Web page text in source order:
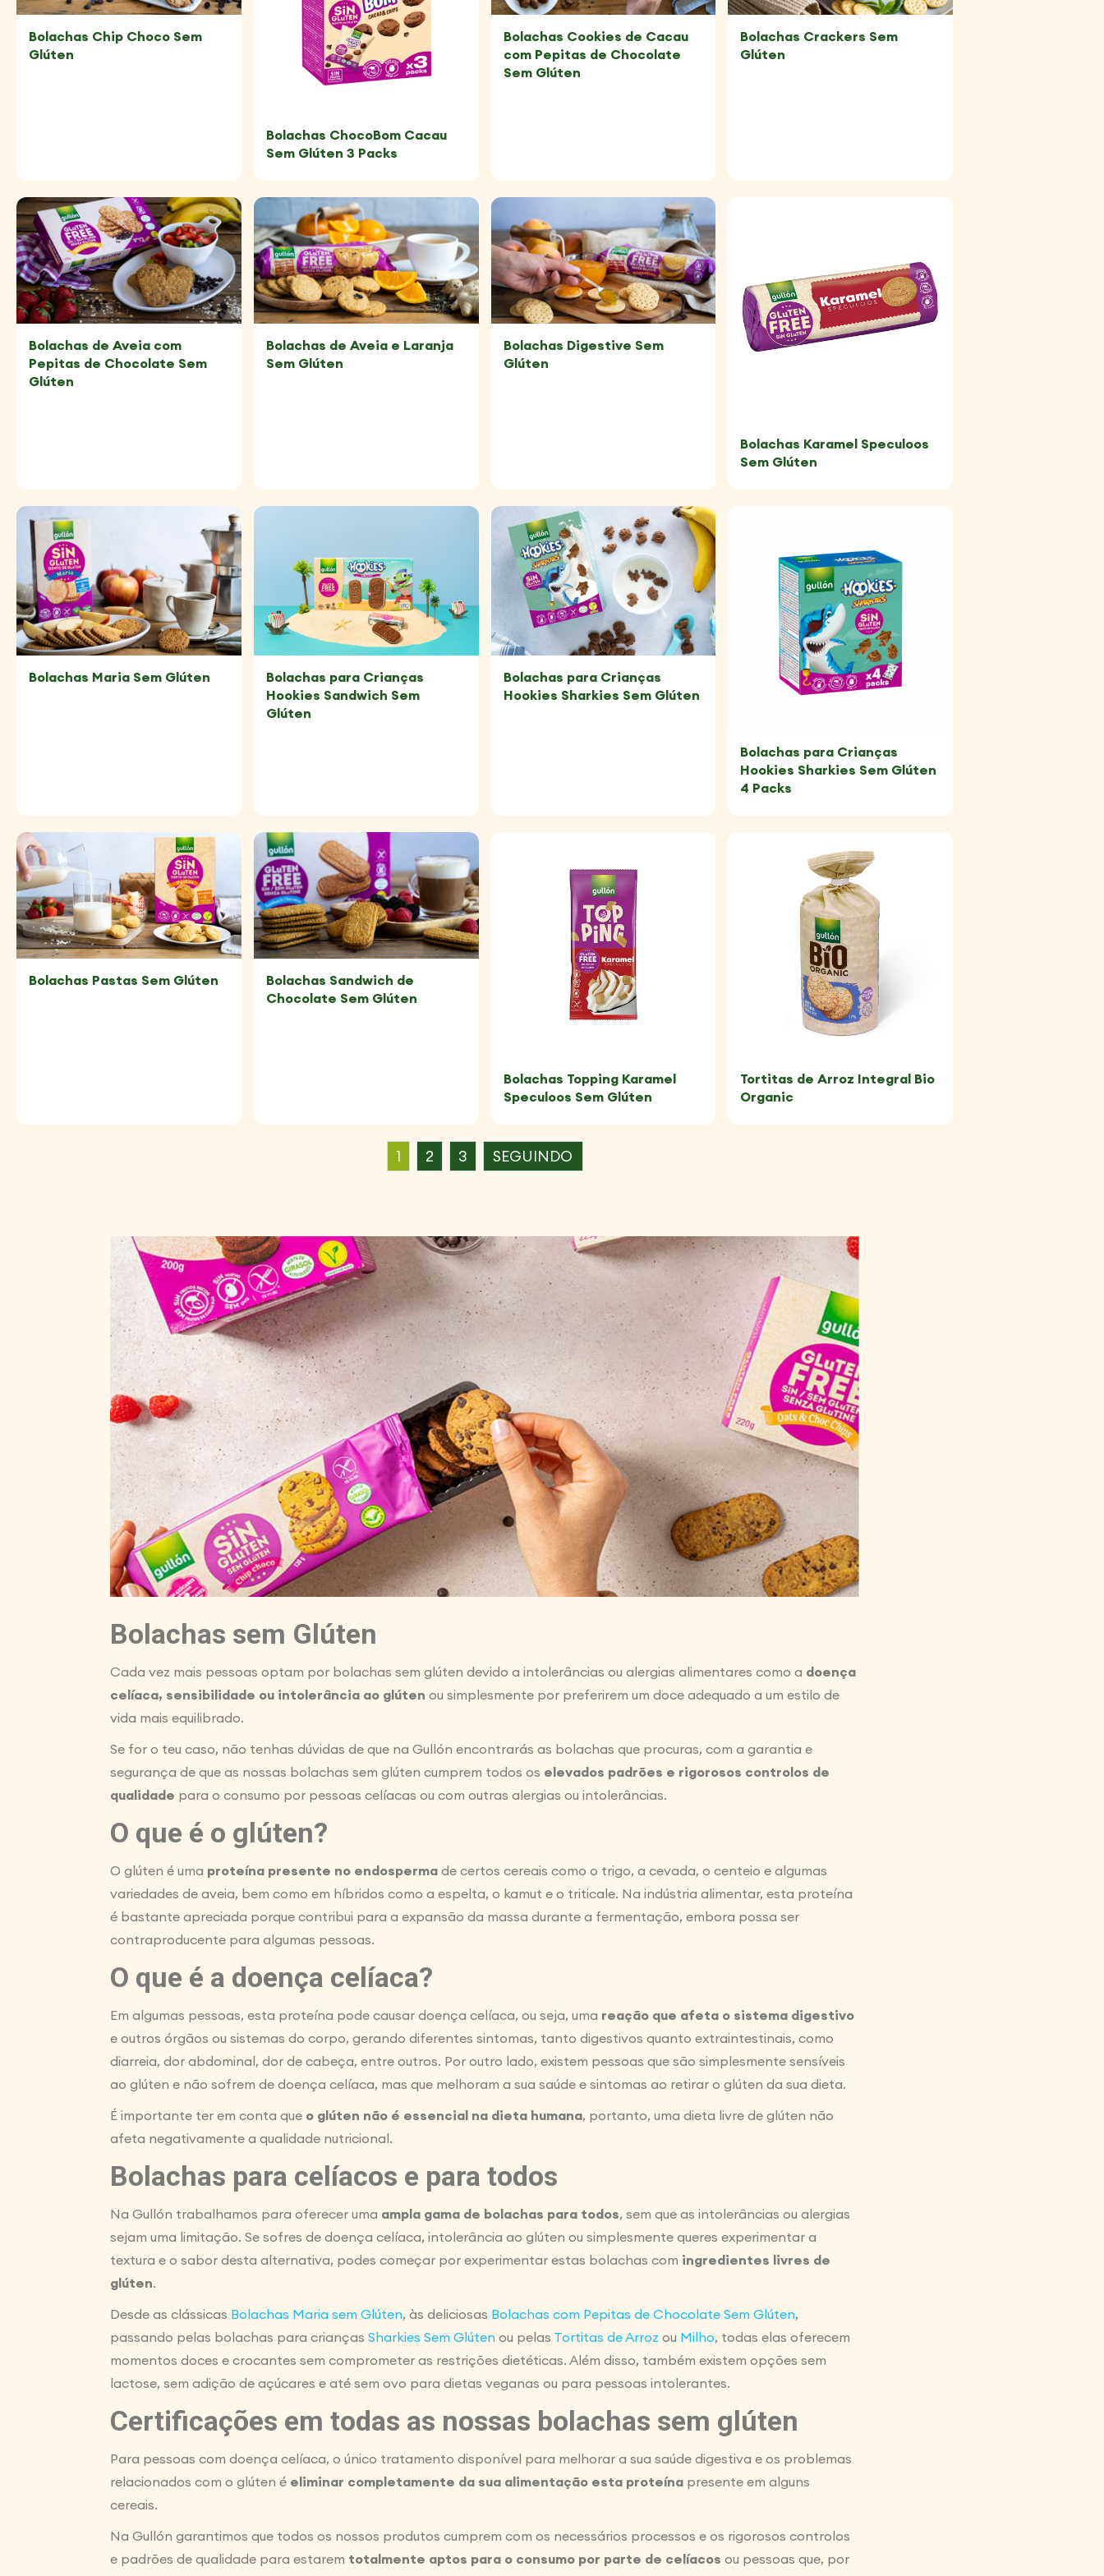
Bolachas Chip Choco Sem
Glúten
Bolachas ChocoBom Cacau
Sem Glúten 3 Packs
Bolachas Cookies de Cacau
com Pepitas de Chocolate
Sem Glúten
Bolachas Crackers Sem
Glúten
Bolachas de Aveia com
Pepitas de Chocolate Sem
Glúten
Bolachas de Aveia e Laranja
Sem Glúten
Bolachas Digestive Sem
Glúten
Bolachas Karamel Speculoos
Sem Glúten
Bolachas Maria Sem Glúten
Bolachas para Crianças
Hookies Sandwich Sem
Glúten
Bolachas para Crianças
Hookies Sharkies Sem Glúten
Bolachas para Crianças
Hookies Sharkies Sem Glúten
4 Packs
Bolachas Pastas Sem Glúten
Bolachas Sandwich de
Chocolate Sem Glúten
Bolachas Topping Karamel
Speculoos Sem Glúten
Tortitas de Arroz Integral Bio
Organic
1 2 3
Bolachas sem Glúten
Cada vez mais pessoas optam por bolachas sem glúten devido a intolerâncias ou alergias alimentares como a doença
celíaca, sensibilidade ou intolerância ao glúten ou simplesmente por preferirem um doce adequado a um estilo de
vida mais equilibrado.
Se for o teu caso, não tenhas dúvidas de que na Gullón encontrarás as bolachas que procuras, com a garantia e
segurança de que as nossas bolachas sem glúten cumprem todos os elevados padrões e rigorosos controlos de
qualidade para o consumo por pessoas celíacas ou com outras alergias ou intolerâncias.
O que é o glúten?
O glúten é uma proteína presente no endosperma de certos cereais como o trigo, a cevada, o centeio e algumas
variedades de aveia, bem como em híbridos como a espelta, o kamut e o triticale. Na indústria alimentar, esta proteína
é bastante apreciada porque contribui para a expansão da massa durante a fermentação, embora possa ser
contraproducente para algumas pessoas.
O que é a doença celíaca?
Em algumas pessoas, esta proteína pode causar doença celíaca, ou seja, uma reação que afeta o sistema digestivo
e outros órgãos ou sistemas do corpo, gerando diferentes sintomas, tanto digestivos quanto extraintestinais, como
diarreia, dor abdominal, dor de cabeça, entre outros. Por outro lado, existem pessoas que são simplesmente sensíveis
ao glúten e não sofrem de doença celíaca, mas que melhoram a sua saúde e sintomas ao retirar o glúten da sua dieta.
É importante ter em conta que o glúten não é essencial na dieta humana, portanto, uma dieta livre de glúten não
afeta negativamente a qualidade nutricional.
Bolachas para celíacos e para todos
Na Gullón trabalhamos para oferecer uma ampla gama de bolachas para todos, sem que as intolerâncias ou alergias
sejam uma limitação. Se sofres de doença celíaca, intolerância ao glúten ou simplesmente queres experimentar a
textura e o sabor desta alternativa, podes começar por experimentar estas bolachas com ingredientes livres de
glúten.
Desde as clássicas Bolachas Maria sem Glúten, às deliciosas Bolachas com Pepitas de Chocolate Sem Glúten,
passando pelas bolachas para crianças Sharkies Sem Glúten ou pelas Tortitas de Arroz ou Milho, todas elas oferecem
momentos doces e crocantes sem comprometer as restrições dietéticas. Além disso, também existem opções sem
lactose, sem adição de açúcares e até sem ovo para dietas veganas ou para pessoas intolerantes.
Certificações em todas as nossas bolachas sem glúten
Para pessoas com doença celíaca, o único tratamento disponível para melhorar a sua saúde digestiva e os problemas
relacionados com o glúten é eliminar completamente da sua alimentação esta proteína presente em alguns
cereais.
Na Gullón garantimos que todos os nossos produtos cumprem com os necessários processos e os rigorosos controlos
e padrões de qualidade para estarem totalmente aptos para o consumo por parte de celíacos ou pessoas que, por